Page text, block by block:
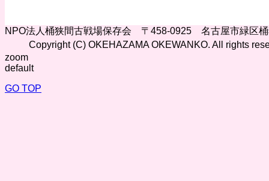
NPO法人桶狭間古戦場保存会 〒458-0925 名古屋市緑区桶
Copyright (C) OKEHAZAMA OKEWANKO. All rights
zoom
default
GO TOP